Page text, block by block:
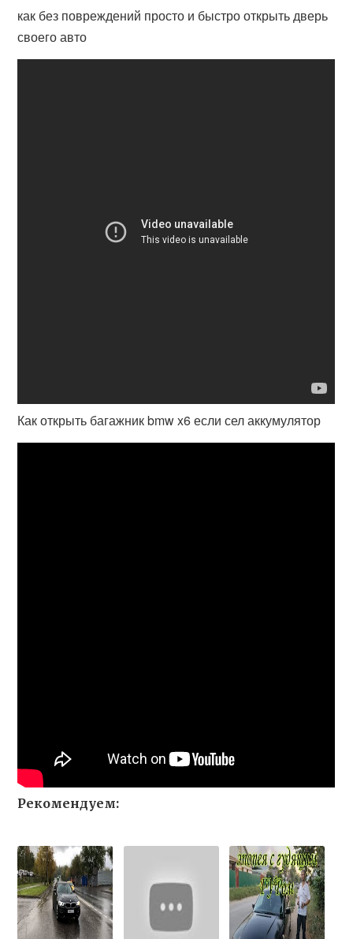
как без повреждений просто и быстро открыть дверь
своего авто
Как открыть багажник bmw x6 если сел аккумулятор
Рекомендуем: